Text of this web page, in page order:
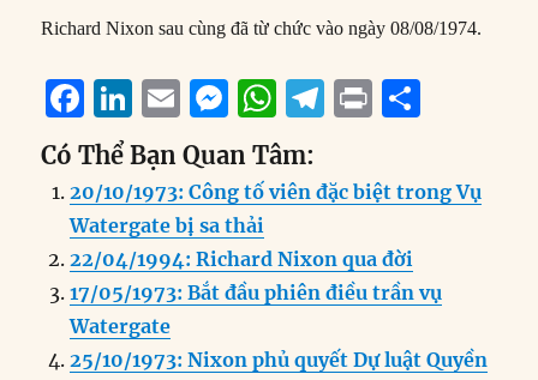
Richard Nixon sau cùng đã từ chức vào ngày 08/08/1974.
F
a
c
e
b
o
o
k
Li
n
k
e
d
I
n
E
m
ai
l
M
e
ss
e
n
g
W
h
at
s
A
p
T
e
g
r
a
P
n
t
a
re
Có Thể Bạn Quan Tâm:
20/10/1973: Công tố viên đặc biệt trong Vụ
Watergate bị sa thải
22/04/1994: Richard Nixon qua đời
17/05/1973: Bắt đầu phiên điều trần vụ
Watergate
25/10/1973: Nixon phủ quyết Dự luật Quyền